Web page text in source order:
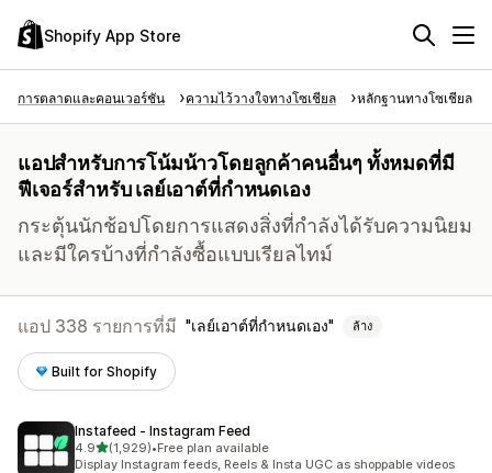
Shopify App Store
การตลาดและคอนเวอร์ชัน ความไว้วางใจทางโซเชียล หลักฐานทางโซเชียล
แอปสำหรับการโน้มน้าวโดยลูกค้าคนอื่นๆ ทั้งหมดที่มี
ฟีเจอร์สำหรับ เลย์เอาต์ที่กำหนดเอง
กระตุ้นนักช้อปโดยการแสดงสิ่งที่กำลังได้รับความนิยม
และมีใครบ้างที่กำลังซื้อแบบเรียลไทม์
แอป 338 รายการที่มี เลย์เอาต์ที่กำหนดเอง ล้าง
Built for Shopify
Instafeed ‑ Instagram Feed
4.9เต็ม 5 ดาว
(1,929)
ทั้งหมด 1929 รีวิว
•Free plan available
Display Instagram feeds, Reels & Insta UGC as shoppable videos